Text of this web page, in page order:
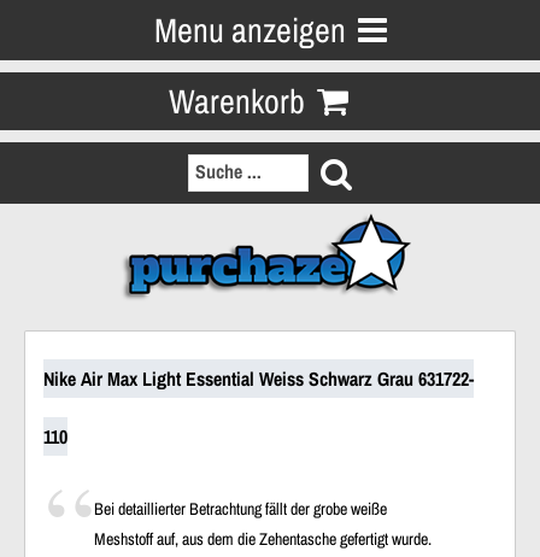
Menu anzeigen
Warenkorb
Nike Air Max Light Essential Weiss Schwarz Grau 631722-
110
Bei detaillierter Betrachtung fällt der grobe weiße
Meshstoff auf, aus dem die Zehentasche gefertigt wurde.